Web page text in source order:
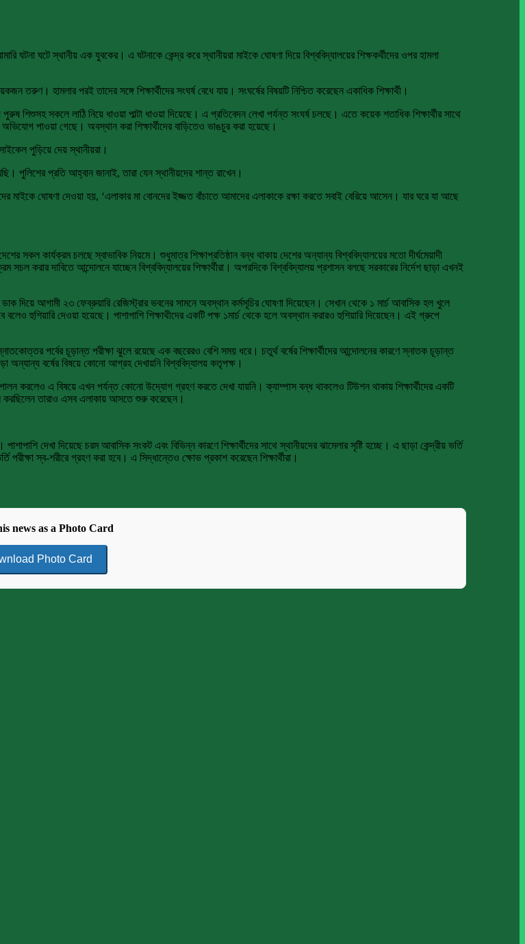
ঘটনা ঘটে স্থানীয় এক যুবকের। এ ঘটনাকে কেন্দ্র করে স্থানীয়রা মাইকে ঘোষণা দিয়ে বিশ্ববিদ্যালয়ের শিক্ষকর্থীদের ওপর হামলা
তরুণ। হামলার পরই তাদের সঙ্গে শিক্ষার্থীদের সংঘর্ষ বেধে যায়। সংঘর্ষের বিষয়টি নিশ্চিত করেছেন একাধিক শিক্ষার্থী।
শিশুসহ সকলে লাঠি নিয়ে ধাওয়া পাল্টা ধাওয়া দিয়েছে। এ প্রতিবেদন লেখা পর্যন্ত সংঘর্ষ চলছে। এতে কয়েক শতাধিক শিক্ষার্থীর সাথে
পাওয়া গেছে। অবস্থান করা শিক্ষার্থীদের বাড়িতেও ভাঙচুর করা হয়েছে।
পুড়িয়ে দেয় স্থানীয়রা।
পুলিশের প্রতি আহ্বান জানাই, তারা যেন স্থানীয়দের শান্ত রাখেন।
মাইকে ঘোষণা দেওয়া হয়, ‘এলাকার মা বোনদের ইজ্জত বাঁচাতে আমাদের এলাকাকে রক্ষা করতে সবাই বেরিয়ে আসেন। যার ঘরে যা আছে
সকল কার্যক্রম চলছে স্বাভাবিক নিয়মে। শুধুমাত্র শিক্ষাপ্রতিষ্ঠান বন্ধ থাকায় দেশের অন্যান্য বিশ্ববিদ্যালয়ের মতো দীর্ঘমেয়াদী
সচল করার দাবিতে আন্দোলনে যাচ্ছেন বিশ্ববিদ্যালয়ের শিক্ষার্থীরা। অপরদিকে বিশ্ববিদ্যালয় প্রশাসন বলছে সরকারের নির্দেশ ছাড়া এখনই
দিয়ে আগামী ২৩ ফেব্রুয়ারি রেজিস্ট্রার ভবনের সামনে অবস্থান কর্মসূচির ঘোষণা দিয়েছেন। সেখান থেকে ১ মার্চ আবাসিক হল খুলে
হুশিয়ারি দেওয়া হয়েছে। পাশাপাশি শিক্ষাথীদের একটি পক্ষ ১মার্চ থেকে হলে অবস্থান করারও হুশিয়ারি দিয়েছেন। এই গ্রুপে
পর্বের চূড়ান্ত পরীক্ষা ঝুলে রয়েছে এক বছরেরও বেশি সময় ধরে। চতুর্থ বর্ষের শিক্ষার্থীদের আন্দোলনের কারণে স্নাতক চূড়ান্ত
বর্ষের বিষয়ে কোনো আগ্রহ দেখায়নি বিশ্ববিদ্যালয় কতৃপক্ষ।
পালন করলেও এ বিষয়ে এখন পর্যন্ত কোনো উদ্যোগ গ্রহণ করতে দেখা যায়নি। ক্যাম্পাস বন্ধ থাকলেও টিউশন থাকায় শিক্ষার্থীদের একটি
করছিলেন তারাও এসব এলাকায় আসতে শুরু করেছেন।
দেখা দিয়েছে চরম আবাসিক সংকট এবং বিভিন্ন কারণে শিক্ষার্থীদের সাথে স্থানীয়দের ঝামেলার সৃষ্টি হচ্ছে। এ ছাড়া কেন্দ্রীয় ভর্তি
পরীক্ষা স্ব-শরীরে গ্রহণ করা হবে। এ সিদ্ধান্তেও ক্ষোভ প্রকাশ করেছেন শিক্ষার্থীরা।
news as a Photo Card
Photo Card